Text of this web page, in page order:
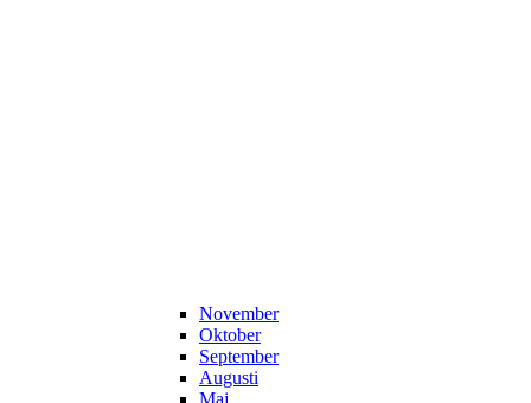
November
Oktober
September
Augusti
Maj